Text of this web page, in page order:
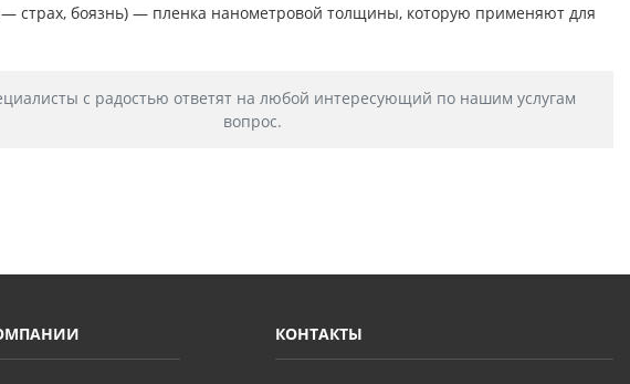
страх, боязнь) — пленка нанометровой толщины, которую применяют для
с радостью ответят на любой интересующий по нашим услугам
вопрос.
КОНТАКТЫ